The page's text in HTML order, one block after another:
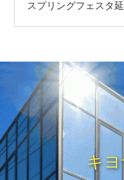
スプリングフェスタ
キ